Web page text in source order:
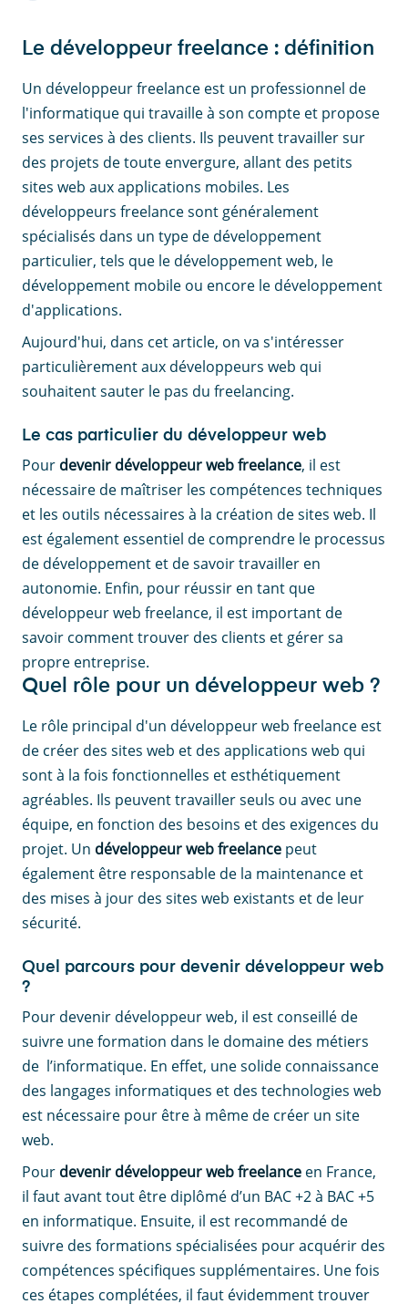
Le développeur freelance : définition
Un développeur freelance est un professionnel de
l'informatique qui travaille à son compte et propose
ses services à des clients. Ils peuvent travailler sur
des projets de toute envergure, allant des petits
sites web aux applications mobiles. Les
développeurs freelance sont généralement
spécialisés dans un type de développement
particulier, tels que le développement web, le
développement mobile ou encore le développement
d'applications.
Aujourd'hui, dans cet article, on va s'intéresser
particulièrement aux développeurs web qui
souhaitent sauter le pas du freelancing.
Le cas particulier du développeur web
Pour devenir développeur web freelance, il est
nécessaire de maîtriser les compétences techniques
et les outils nécessaires à la création de sites web. Il
est également essentiel de comprendre le processus
de développement et de savoir travailler en
autonomie. Enfin, pour réussir en tant que
développeur web freelance, il est important de
savoir comment trouver des clients et gérer sa
propre entreprise.
Quel rôle pour un développeur web ?
Le rôle principal d'un développeur web freelance est
de créer des sites web et des applications web qui
sont à la fois fonctionnelles et esthétiquement
agréables. Ils peuvent travailler seuls ou avec une
équipe, en fonction des besoins et des exigences du
projet. Un développeur web freelance peut
également être responsable de la maintenance et
des mises à jour des sites web existants et de leur
sécurité.
Quel parcours pour devenir développeur web
?
Pour devenir développeur web, il est conseillé de
suivre une formation dans le domaine des métiers
de l’informatique. En effet, une solide connaissance
des langages informatiques et des technologies web
est nécessaire pour être à même de créer un site
web.
Pour devenir développeur web freelance en France,
il faut avant tout être diplômé d’un BAC +2 à BAC +5
en informatique. Ensuite, il est recommandé de
suivre des formations spécialisées pour acquérir des
compétences spécifiques supplémentaires. Une fois
ces étapes complétées, il faut évidemment trouver